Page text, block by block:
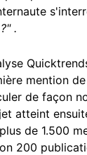
.
mention
de façon
atteint
de 1.500
200